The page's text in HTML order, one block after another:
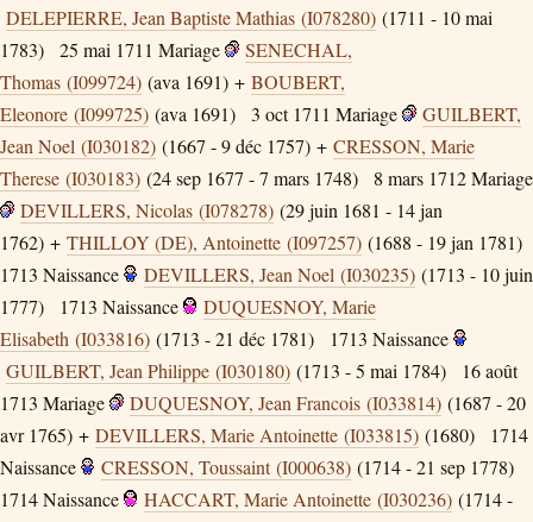
DELEPIERRE, Jean Baptiste Mathias (I078280) (1711 - 10 mai
1783)
25 mai 1711 Mariage
SENECHAL,
Thomas (I099724) (ava 1691) + BOUBERT,
Eleonore (I099725) (ava 1691) 3 oct 1711 Mariage
GUILBERT,
Jean Noel (I030182) (1667 - 9 déc 1757) + CRESSON, Marie
Therese (I030183) (24 sep 1677 - 7 mars 1748) 8 mars 1712Mariage
DEVILLERS, Nicolas (I078278) (29 juin 1681 - 14 jan
1762) + THILLOY (DE), Antoinette (I097257) (1688 - 19 jan 1781)
1713 Naissance DEVILLERS, Jean Noel (I030235) (1713 - 10 juin
1777)
1713 Naissance
DUQUESNOY, Marie
Elisabeth (I033816) (1713 - 21 déc 1781) 1713 Naissance
GUILBERT, Jean Philippe (I030180) (1713 - 5 mai 1784)
16 août
1713 Mariage DUQUESNOY, Jean Francois (I033814) (1687 - 20
avr 1765) + DEVILLERS, Marie Antoinette (I033815) (1680)
1714
Naissance
CRESSON, Toussaint (I000638) (1714 - 21 sep 1778)
1714Naissance HACCART, Marie Antoinette (I030236) (1714 -